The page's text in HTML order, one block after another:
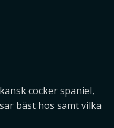
cocker spaniel,
bäst hos samt vilka